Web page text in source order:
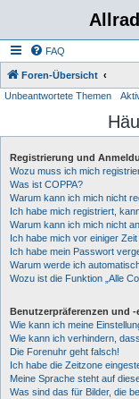
FAQ
Foren-Übersicht
Unbeantwortete Themen
Registrierung und
Wozu muss ich mich
Was ist COPPA?
Warum kann ich mich nicht
Ich habe mich registriert,
Warum kann ich mich nicht
Ich habe mich vor einiger
Ich habe mein Passwort
Warum werde ich
Wozu ist die Funktion „Alle
Benutzerpräferenzen und
Wie kann ich meine
Wie kann ich verhindern,
Die Forenuhr geht falsch!
Ich habe die Zeitzone
Meine Sprache steht auf
Was sind das für Bilder, die